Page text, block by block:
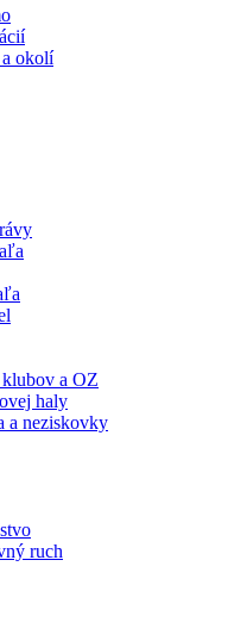
okolí
a OZ
haly
a neziskovky
ruch